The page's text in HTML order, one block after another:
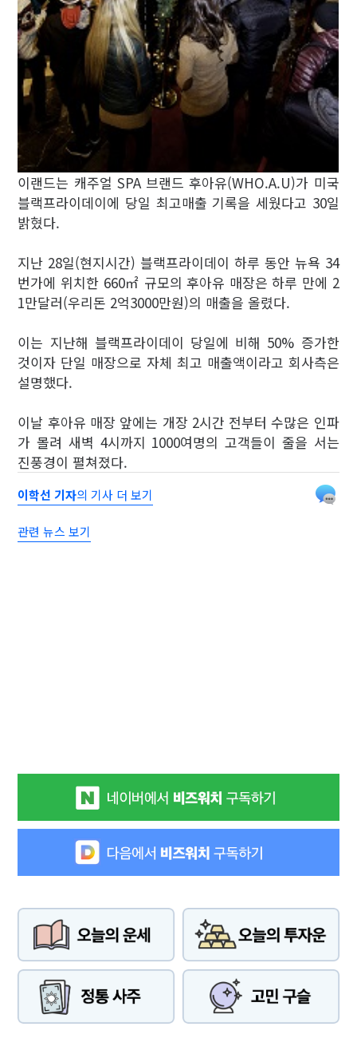
이랜드는 캐주얼 SPA 브랜드 후아유(WHO.A.U)가 미국
블랙프라이데이에 당일 최고매출 기록을 세웠다고 30일
밝혔다.
지난 28일(현지시간) 블랙프라이데이 하루 동안 뉴욕 34
번가에 위치한 660㎡ 규모의 후아유 매장은 하루 만에 2
1만달러(우리돈 2억3000만원)의 매출을 올렸다.
이는 지난해 블랙프라이데이 당일에 비해 50% 증가한
것이자 단일 매장으로 자체 최고 매출액이라고 회사측은
설명했다.
이날 후아유 매장 앞에는 개장 2시간 전부터 수많은 인파
가 몰려 새벽 4시까지 1000여명의 고객들이 줄을 서는
진풍경이 펼쳐졌다.
이학선 기자의 기사 더 보기
관련 뉴스 보기